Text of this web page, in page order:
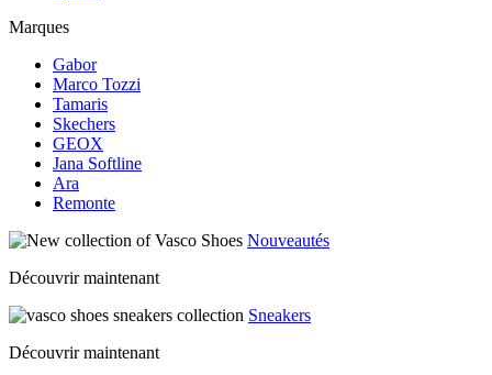
Marques
Gabor
Marco Tozzi
Tamaris
Skechers
GEOX
Jana Softline
Ara
Remonte
Nouveautés
Découvrir maintenant
Sneakers
Découvrir maintenant